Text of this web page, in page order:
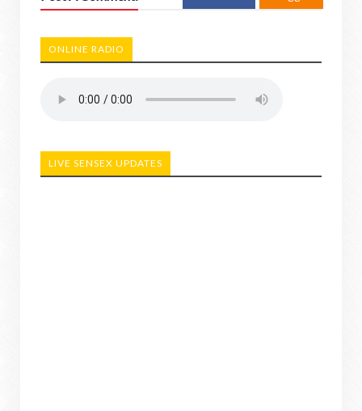
ONLINE RADIO
LIVE SENSEX UPDATES